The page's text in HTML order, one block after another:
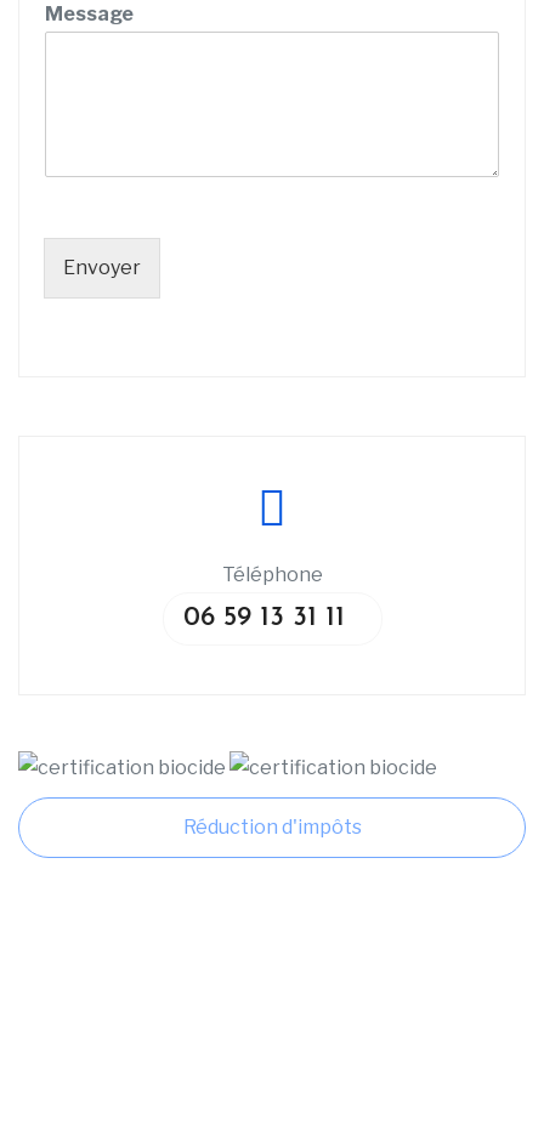
Message
Envoyer
Téléphone
06 59 13 31 11
Réduction d'impôts